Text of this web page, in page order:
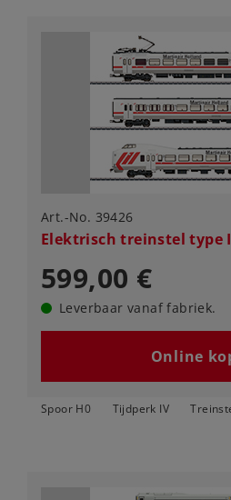
Art.-No. 39426
Elektrisch treinstel type
599,00 €
Leverbaar vanaf fabriek.
Online
Spoor H0 Tijdperk IV